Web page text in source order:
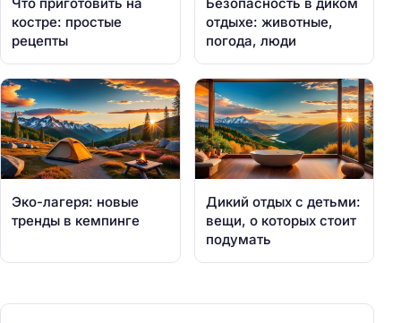
Что приготовить на
костре: простые
рецепты
Безопасность в диком
отдыхе: животные,
погода, люди
Эко-лагеря: новые
тренды в кемпинге
Дикий отдых с детьми:
вещи, о которых стоит
подумать